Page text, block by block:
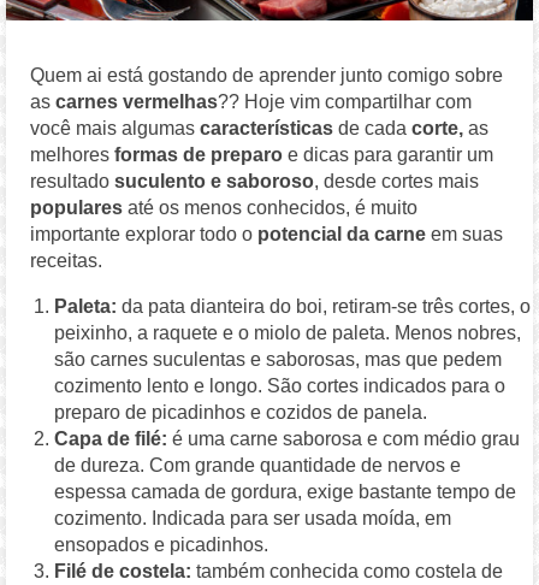
Quem ai está gostando de aprender junto comigo sobre
ascarnes vermelhas?? Hoje vim compartilhar com
você mais algumas características de cada corte, as
melhoresformas de preparo e dicas para garantir um
resultadosuculento e saboroso, desde cortes mais
populares até os menos conhecidos, é muito
importante explorar todo o potencial da carne em suas
receitas.
Paleta: da pata dianteira do boi, retiram-se três cortes, o
peixinho, a raquete e o miolo de paleta. Menos nobres,
são carnes suculentas e saborosas, mas que pedem
cozimento lento e longo. São cortes indicados para o
preparo de picadinhos e cozidos de panela.
Capa de filé: é uma carne saborosa e com médio grau
de dureza. Com grande quantidade de nervos e
espessa camada de gordura, exige bastante tempo de
cozimento. Indicada para ser usada moída, em
ensopados e picadinhos.
Filé de costela: também conhecida como costela de